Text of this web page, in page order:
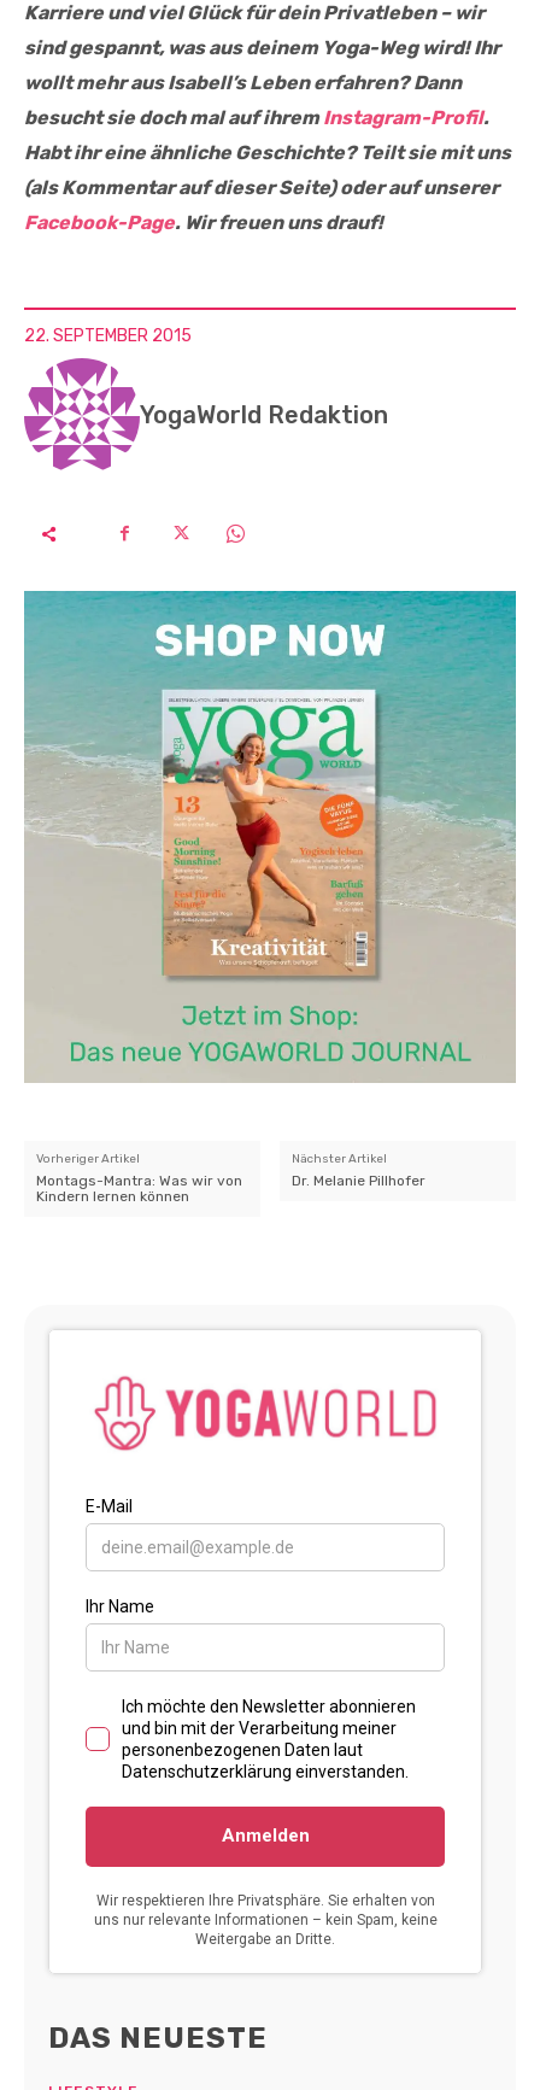
Karriere und viel Glück für dein Privatleben – wir
sind gespannt, was aus deinem Yoga-Weg wird! Ihr
wollt mehr aus Isabell’s Leben erfahren? Dann
besucht sie doch mal auf ihremInstagram-Profil.
Habt ihr eine ähnliche Geschichte? Teilt sie mit uns
(als Kommentar auf dieser Seite) oder auf unserer
Facebook-Page. Wir freuen uns drauf!
22. SEPTEMBER 2015
YogaWorld Redaktion
Vorheriger Artikel
Montags-Mantra: Was wir von
Kindern lernen können
Nächster Artikel
Dr. Melanie Pillhofer
DAS NEUESTE